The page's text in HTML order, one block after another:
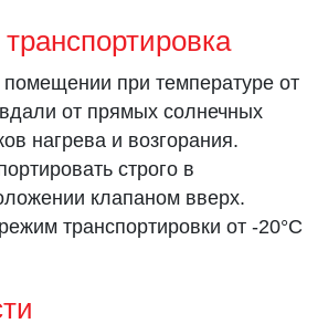
помещении при температуре от
от прямых солнечных
нагрева и возгорания.
строго в
клапаном вверх.
транспортировки от -20°C